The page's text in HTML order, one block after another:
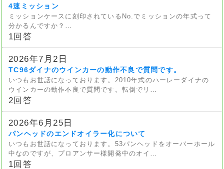
4速ミッション
ミッションケースに刻印されているNo.でミッションの年式って
分かるんですか？…
1回答
2026年7月2日
TC96ダイナのウインカーの動作不良で質問です。
いつもお世話になっております。2010年式のハーレーダイナの
ウインカーの動作不良で質問です。転倒でリ…
2回答
2026年6月25日
パンヘッドのエンドオイラー化について
いつもお世話になっております。53パンヘッドをオーバーホール
中なのですが、プロアンサー様開発中のオイ…
1回答